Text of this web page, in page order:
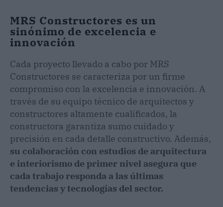
MRS Constructores es un
sinónimo de excelencia e
innovación
Cada proyecto llevado a cabo por MRS
Constructores se caracteriza por un firme
compromiso con la excelencia e innovación. A
través de su equipo técnico de arquitectos y
constructores altamente cualificados, la
constructora garantiza sumo cuidado y
precisión en cada detalle constructivo. Además,
su colaboración con estudios de arquitectura
e interiorismo de primer nivel asegura que
cada trabajo responda a las últimas
tendencias y tecnologías del sector.